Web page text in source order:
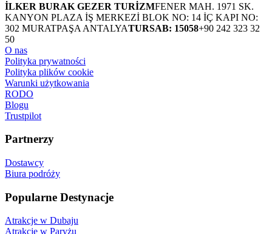
İLKER BURAK GEZER TURİZMFENER MAH. 1971 SK.
KANYON PLAZA İŞ MERKEZİ BLOK NO: 14 İÇ KAPI NO:
302 MURATPAŞA ANTALYATURSAB: 15058+90 242 323 32
50
O nas
Polityka prywatności
Polityka plików cookie
Warunki użytkowania
RODO
Blogu
Trustpilot
Partnerzy
Dostawcy
Biura podróży
Popularne Destynacje
Atrakcje w Dubaju
Atrakcje w Paryżu